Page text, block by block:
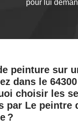
pour lui
peinture sur
dans le
choisir les
par Le peintre
?